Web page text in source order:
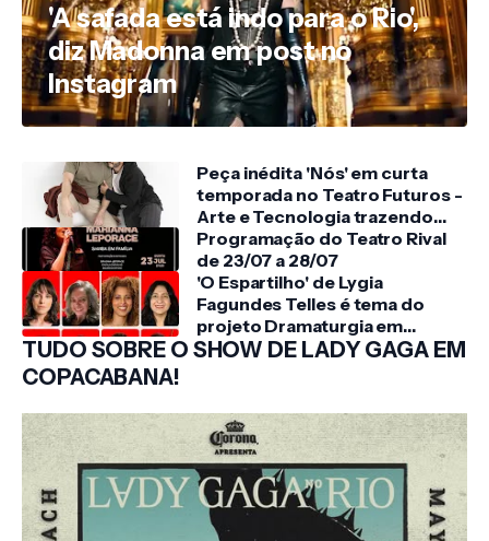
'A safada está indo para o Rio',
diz Madonna em post no
Instagram
Peça inédita 'Nós' em curta
temporada no Teatro Futuros -
Arte e Tecnologia trazendo
uma crônica moderna sobre o
amor nos tempos atuais
Programação do Teatro Rival
de 23/07 a 28/07
'O Espartilho' de Lygia
Fagundes Telles é tema do
projeto Dramaturgia em
Leituras
TUDO SOBRE O SHOW DE LADY GAGA EM
COPACABANA!